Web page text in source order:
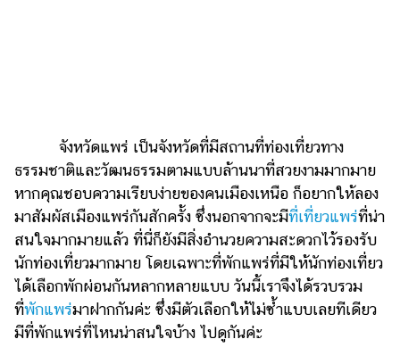
ผู้
หญิง
ผู้ชาย
สุขภาพ
ท่อง
เที่ยว
จังหวัดแพร่ เป็นจังหวัดที่มีสถานที่ท่องเที่ยวทาง
ธรรมชาติและวัฒนธรรมตามแบบล้านนาที่สวยงามมากมาย
หากคุณชอบความเรียบง่ายของคนเมืองเหนือ ก็อยากให้ลอง
มาสัมผัสเมืองแพร่กันสักครั้ง ซึ่งนอกจากจะมีที่เที่ยวแพร่ที่น่า
สนใจมากมายแล้ว ที่นี่ก็ยังมีสิ่งอำนวยความสะดวกไว้รองรับ
นักท่องเที่ยวมากมาย โดยเฉพาะที่พักแพร่ที่มีให้นักท่องเที่ยว
ได้เลือกพักผ่อนกันหลากหลายแบบ วันนี้เราจึงได้รวบรวม
ที่พักแพร่มาฝากกันค่ะ ซึ่งมีตัวเลือกให้ไม่ซ้ำแบบเลยทีเดียว
มีที่พักแพร่ที่ไหนน่าสนใจบ้าง ไปดูกันค่ะ